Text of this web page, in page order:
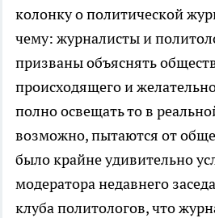
колонку о политической
чему: журналисты и
призваны объяснять
происходящего и
полно освещать то в
возможно, пытаются от
было крайне удивительно
модератора недавнего
клуба политологов, что